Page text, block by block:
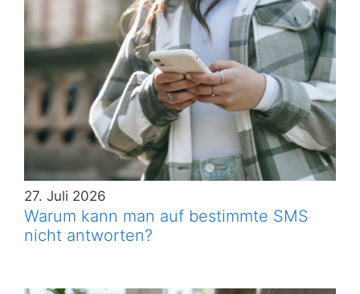
27. Juli 2026
Warum kann man auf bestimmte SMS
nicht antworten?